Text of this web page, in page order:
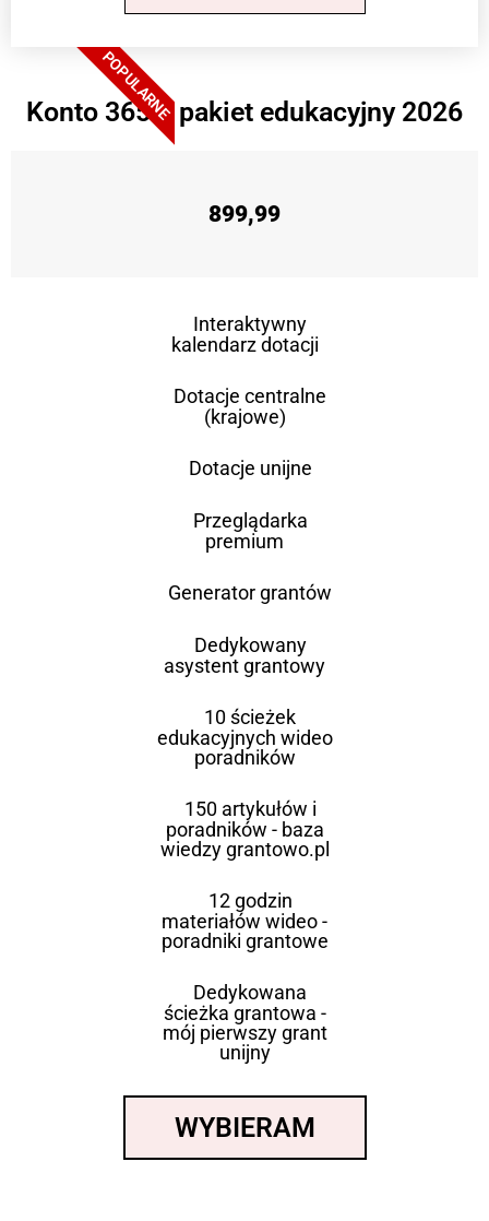
POPULARNE
Konto 365 + pakiet edukacyjny 2026
899,99
Interaktywny
kalendarz dotacji
Dotacje centralne
(krajowe)
Dotacje unijne
Przeglądarka
premium
Generator grantów
Dedykowany
asystent grantowy
10 ścieżek
edukacyjnych wideo
poradników
150 artykułów i
poradników - baza
wiedzy grantowo.pl
12 godzin
materiałów wideo -
poradniki grantowe
Dedykowana
ścieżka grantowa -
mój pierwszy grant
unijny
WYBIERAM